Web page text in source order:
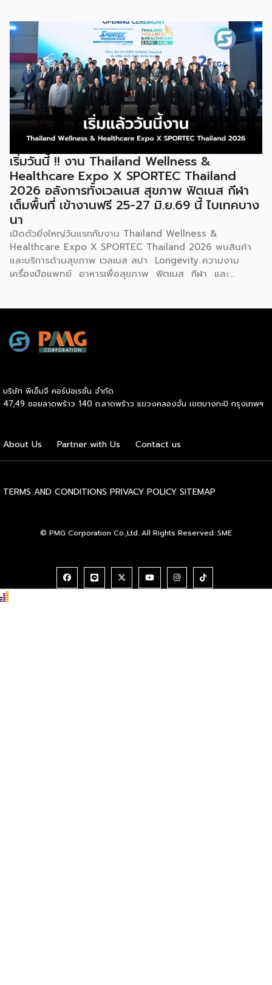
ทั้งเงินอุดหนุน พื้นที่ค้าขาย แหล่งเงินทุน และการเชื่อมโยงตลาด
ดิจิทัล เพื่อสร้างอาชีพ เพิ่มรายได้ และเสริมความเข้มแข็งให้
เศรษฐกิจฐานราก นางศุภจี สุธรรมพันธุ์ รองนายกรัฐมนตรีและ
รัฐมนตรีว่าการกระทรวงพาณิชย์ เป็นประธานเปิดโครงการ “ไทย
ช่วยไทย แฟรนไชส์สร้างอาชีพ พลัส” ณ ห้องบุรฉัตรไชยากร
สำนักงานปลัดกระทรวงพาณิชย์ โดยมีนายนภินทร ศรีสรรพางค์
รัฐมนตรีประจำสำนักนายกรัฐมนตรี ผู้กำกับดูแลสำนักงานส่ง
เสริมวิสาหกิจขนาดกลางและขนาดย่อม (สสว.) พร้อมผู้บริหาร
หน่วยงานภาครัฐ ภาคเอกชน และผู้ประกอบธุรกิจแฟรนไชส์เข้า
ร่วม นางศุภจี กล่าวว่า โครงการนี้เกิดจากความร่วมมือระหว่าง
กระทรวงพาณิชย์ และ สสว. ภายใต้นโยบายของรัฐบาลที่มุ่งดูแล
ค่าครองชีพของประชาชนควบคู่กับการสร้างรายได้ โดยกรม
พัฒนาธุรกิจการค้าได้พัฒนาธุรกิจแฟรนไชส์มาอย่างต่อเนื่อง
เพื่อเปิดโอกาสให้ผู้ที่ต้องการมีอาชีพหรือหารายได้เพิ่มเติม
สามารถเริ่มต้นธุรกิจได้ง่ายขึ้นผ่านระบบแฟรนไชส์ ซึ่งปัจจุบันมี
ธุรกิจแฟรนไชส์จดทะเบียนกับกรมพัฒนาธุรกิจการค้ากว่า 500
ราย และได้คัดเลือกแฟรนไชส์มาตรฐานที่มีมูลค่าการลงทุนไม่เกิน
100,000 บาท เข้าร่วมโครงการกว่า […]
เริ่มวันนี้ !! งาน Thailand Wellness &
Healthcare Expo X SPORTEC Thailand
2026 อลังการทั้งเวลเนส สุขภาพ ฟิตเนส กีฬา
เต็มพื้นที่ เข้างานฟรี 25-27 มิ.ย.69 นี้ ไบเทคบาง
นา
เปิดตัวยิ่งใหญ่วันแรกกับงาน Thailand Wellness &
Healthcare Expo X SPORTEC Thailand 2026 พบสินค้า
และบริการด้านสุขภาพ เวลเนส สปา Longevity ความงาม
เครื่องมือแพทย์ อาหารเพื่อสุขภาพ ฟิตเนส กีฬา และ
พร้อมเวทีเจรจาจับคู่ธุรกิจทั้งในและต่างประเทศ งานจัดต่อเนื่อง
ตั้งแต่วันนี้ถึง 27 มิถุนายน 2569 ณ ฮอลล์ 101, 102 ไบเทค
เรือง อดีตรัฐมนตรีว่าการกระทรวงวิทยาศาสตร์และเทคโนโลยี
อดีตรัฐมนตรีว่าการกระทรวงอุตสาหกรรม กรรมการสำนักงานส่ง
“ประเทศไทยมีฐานแข็งแกร่งในเรื่องอุตสาหกรรมการแพทย์และสุข
ภาวะติดอันดับต้นๆ ในระดับโลก รัฐบาลจึงได้กำหนดให้สุขภาวะ
การขับเคลื่อนเศรษฐกิจมูลค่าสูงของประเทศ ผมมั่นใจว่างาน […]
บริษัท พีเอ็มจี คอร์ปอเรชั่น จำกัด
47,49 ซอยลาดพร้าว 140 ถ.ลาดพร้าว แขวงคลองจั่น เขตบางกะปิ กรุงเทพฯ
About Us Partner with Us Contact us
TERMS AND CONDITIONS PRIVACY POLICY SITEMAP
© PMG Corporation Co.,Ltd. All Rights Reserved. SME